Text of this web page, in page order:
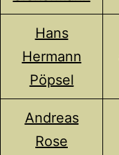
Hans
Hermann
Pöpsel
Andreas
Rose